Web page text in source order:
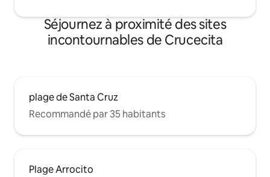
Séjournez à proximité des sites
incontournables de Crucecita
plage de Santa Cruz
Recommandé par 35 habitants
Plage Arrocito